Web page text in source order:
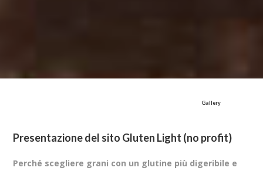
Gallery
Presentazione del sito Gluten Light (no profit)
Perché scegliere grani con un glutine più digeribile e